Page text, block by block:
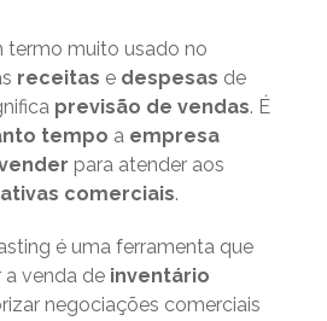
termo muito usado no
receitas e despesas de
previsão de vendas. É
tempo a empresa
para atender aos
comerciais.
é uma ferramenta que
a venda de inventário
negociações comerciais